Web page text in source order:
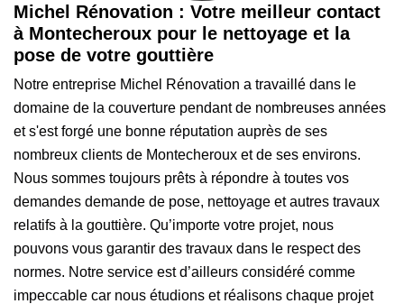
Michel Rénovation : Votre meilleur contact
à Montecheroux pour le nettoyage et la
pose de votre gouttière
Notre entreprise Michel Rénovation a travaillé dans le
domaine de la couverture pendant de nombreuses années
et s'est forgé une bonne réputation auprès de ses
nombreux clients de Montecheroux et de ses environs.
Nous sommes toujours prêts à répondre à toutes vos
demandes demande de pose, nettoyage et autres travaux
relatifs à la gouttière. Qu’importe votre projet, nous
pouvons vous garantir des travaux dans le respect des
normes. Notre service est d’ailleurs considéré comme
impeccable car nous étudions et réalisons chaque projet